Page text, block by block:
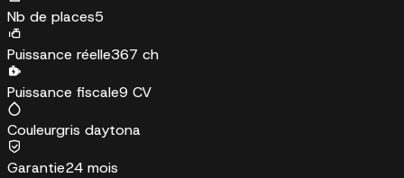
Nb de places5
Puissance réelle367 ch
Puissance fiscale9 CV
Couleurgris daytona
Garantie24 mois